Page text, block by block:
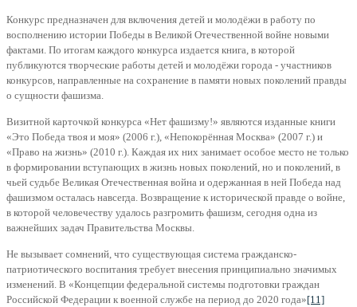
Конкурс предназначен для включения детей и молодёжи в работу по
восполнению истории Победы в Великой Отечественной войне новыми
фактами. По итогам каждого конкурса издается книга, в которой
публикуются творческие работы детей и молодёжи города - участников
конкурсов, направленные на сохранение в памяти новых поколений правды
о сущности фашизма.
Визитной карточкой конкурса «Нет фашизму!» являются изданные книги
«Это Победа твоя и моя» (2006 г.), «Непокорённая Москва» (2007 г.) и
«Право на жизнь» (2010 г.). Каждая их них занимает особое место не только
в формировании вступающих в жизнь новых поколений, но и поколений, в
чьей судьбе Великая Отечественная война и одержанная в ней Победа над
фашизмом осталась навсегда. Возвращение к исторической правде о войне,
в которой человечеству удалось разгромить фашизм, сегодня одна из
важнейших задач Правительства Москвы.
Не вызывает сомнений, что существующая система гражданско-
патриотического воспитания требует внесения принципиально значимых
изменений. В «Концепции федеральной системы подготовки граждан
Российской Федерации к военной службе на период до 2020 года»[11]